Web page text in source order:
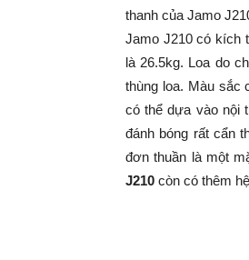
thanh của Jamo
Jamo J210 có kích
là 26.5kg. Loa do
thùng loa. Màu sắc
có thể dựa vào nội
đánh bóng rất cẩn
đơn thuần là một
J210 còn có thêm